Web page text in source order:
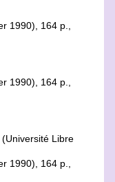
1990), 164 p.,
1990), 164 p.,
Libre
1990), 164 p.,